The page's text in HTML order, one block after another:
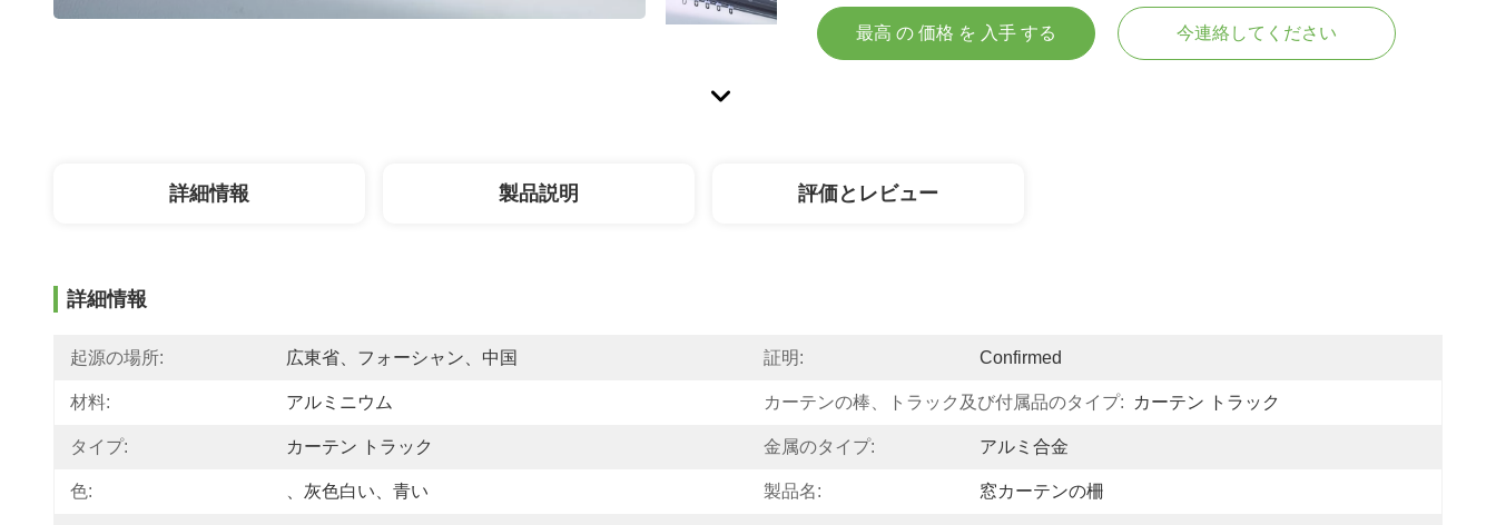
最高 の 価格 を 入手 する 今連絡してください
詳細情報 製品説明 評価とレビュー
詳細情報
起源の場所: 広東省、フォーシャン、中国 証明: Confirmed
材料: アルミニウム カーテンの棒、トラック及び付属品のタイプ: カーテン トラック
タイプ: カーテン トラック 金属のタイプ: アルミ合金
色: 、灰色白い、青い 製品名: 窓カーテンの柵